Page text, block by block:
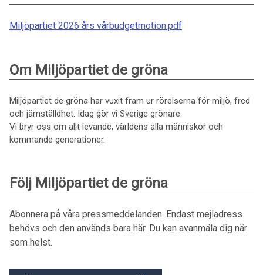
Miljöpartiet 2026 års vårbudgetmotion.pdf
Om Miljöpartiet de gröna
Miljöpartiet de gröna har vuxit fram ur rörelserna för miljö, fred
och jämställdhet. Idag gör vi Sverige grönare.
Vi bryr oss om allt levande, världens alla människor och
kommande generationer.
Följ Miljöpartiet de gröna
Abonnera på våra pressmeddelanden. Endast mejladress
behövs och den används bara här. Du kan avanmäla dig när
som helst.